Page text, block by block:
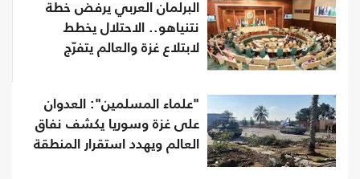
البرلمان العربي يرفض خطة
نتنياهو.. الاحتلال يخطط
لابتلاع غزة والعالم يتفرّج
"علماء المسلمين": العدوان
على غزة وسوريا يكشف نفاق
العالم ويهدد استقرار المنطقة